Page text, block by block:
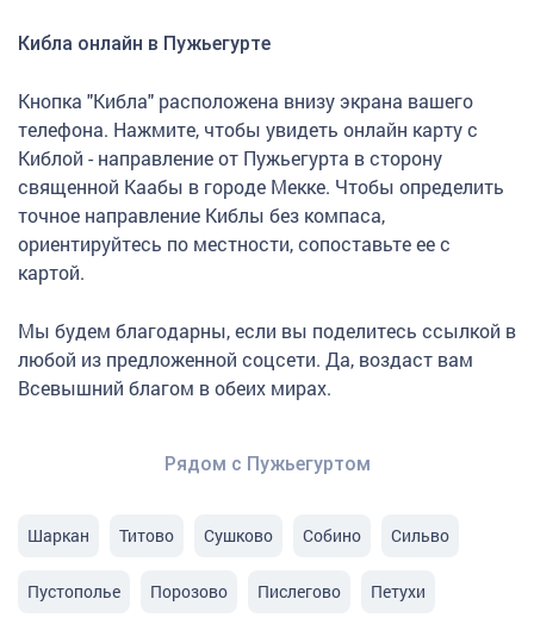
Кибла онлайн в Пужьегурте
Кнопка "Кибла" расположена внизу экрана вашего
телефона. Нажмите, чтобы увидеть онлайн карту с
Киблой - направление от Пужьегурта в сторону
священной Каабы в городе Мекке. Чтобы определить
точное направление Киблы без компаса,
ориентируйтесь по местности, сопоставьте ее с
картой.
Мы будем благодарны, если вы поделитесь ссылкой в
любой из предложенной соцсети. Да, воздаст вам
Всевышний благом в обеих мирах.
Рядом с Пужьегуртом
Шаркан Титово Сушково Собино Сильво
Пустополье Порозово Пислегово Петухи